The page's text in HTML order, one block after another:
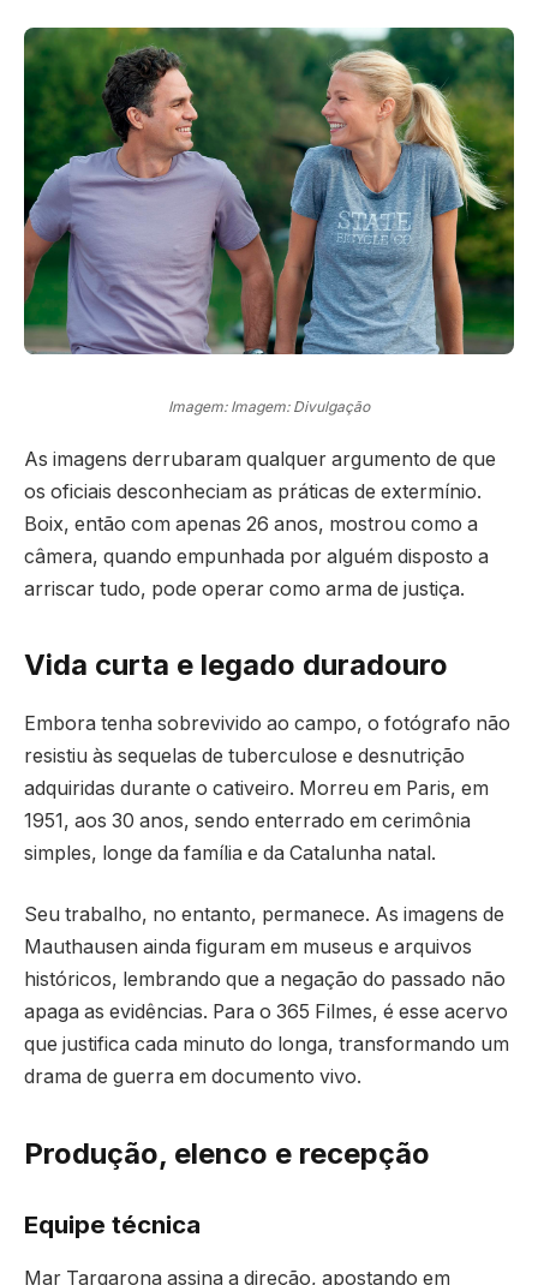
Imagem: Imagem: Divulgação
As imagens derrubaram qualquer argumento de que
os oficiais desconheciam as práticas de extermínio.
Boix, então com apenas 26 anos, mostrou como a
câmera, quando empunhada por alguém disposto a
arriscar tudo, pode operar como arma de justiça.
Vida curta e legado duradouro
Embora tenha sobrevivido ao campo, o fotógrafo não
resistiu às sequelas de tuberculose e desnutrição
adquiridas durante o cativeiro. Morreu em Paris, em
1951, aos 30 anos, sendo enterrado em cerimônia
simples, longe da família e da Catalunha natal.
Seu trabalho, no entanto, permanece. As imagens de
Mauthausen ainda figuram em museus e arquivos
históricos, lembrando que a negação do passado não
apaga as evidências. Para o 365 Filmes, é esse acervo
que justifica cada minuto do longa, transformando um
drama de guerra em documento vivo.
Produção, elenco e recepção
Equipe técnica
Mar Targarona assina a direção, apostando em